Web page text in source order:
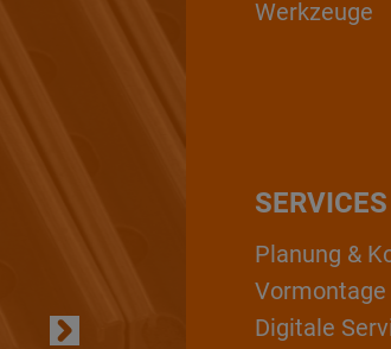
Werkzeuge
SERVICES
Planung &
Vormontage
Digitale